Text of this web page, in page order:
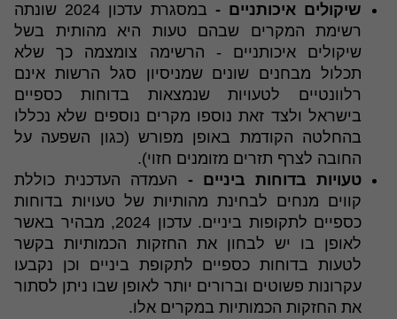
שיקולים איכותניים -
במסגרת עדכון 2024 שונתה
רשימת המקרים שבהם טעות היא מהותית בשל
שיקולים איכותניים - הרשימה צומצמה כך שלא
תכלול מבחנים שונים שמניסיון סגל הרשות אינם
רלוונטיים לטעויות שנמצאות בדוחות כספיים
בישראל ולצד זאת נוספו מקרים נוספים שלא נכללו
בהחלטה הקודמת באופן מפורש (כגון השפעה על
החובה לצרף תזרים מזומנים חזוי).
טעויות בדוחות ביניים - העמדה העדכנית כוללת
קווים מנחים לבחינת מהותיות של טעויות בדוחות
כספיים לתקופות ביניים. עדכון 2024, מבהיר באשר
לאופן בו יש לבחון את החזקות הכמותיות בקשר
לטעות בדוחות כספיים לתקופת ביניים וכן נקבעו
עקרונות פשוטים וברורים יותר לאופן שבו ניתן לסתור
את החזקות הכמותיות במקרים אלו.